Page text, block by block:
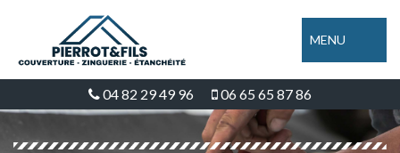
MENU
04 82 29 49 96 06 65 65 87 86